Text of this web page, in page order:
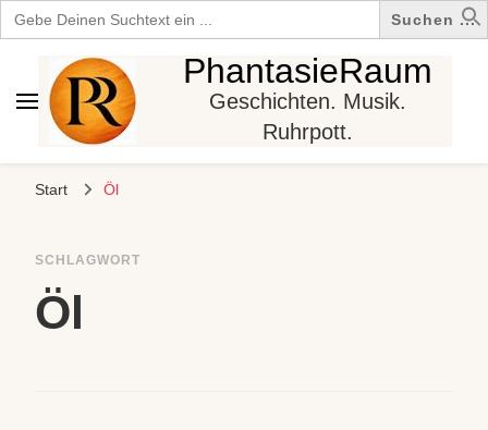
Search
for:
PhantasieRaum
Geschichten. Musik.
Ruhrpott.
Start Öl
SCHLAGWORT
Öl